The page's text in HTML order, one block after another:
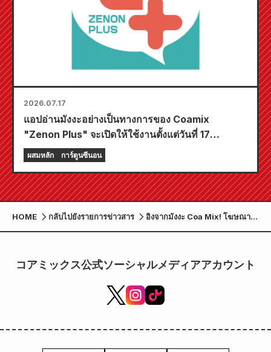
2026.07.17
แอปอ่านมังงะอย่างเป็นทางการของ Coamix
"Zenon Plus" จะเปิดให้ใช้งานตั้งแต่วันที่ 17
กรกฎาคมนี้! แอปนี้อัดแน่นไปด้วยฟีเจอร์มากมายที่จะ
ทำให้คุณเพลิดเพลินอย่างเต็มที่ รวมถึงฟีเจอร์ "เลือก
บทแรกฟรี" และ "อัปเดตทุกวัน"!
ผสมหลัก การ์ตูนซีนอน
HOME กลับไปยังรายการข่าวสาร
อิงจากมังงะ Coa Mix! โฆษณา
ทีวีเรื่องที่สองของคุเระ โคเกียว
コアミックス公式ソーシャルメディアアカウント